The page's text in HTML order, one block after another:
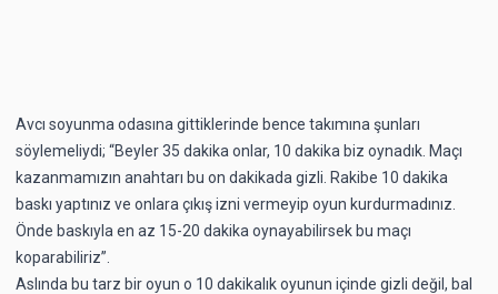
Avcı soyunma odasına gittiklerinde bence takımına şunları
söylemeliydi; “Beyler 35 dakika onlar, 10 dakika biz oynadık. Maçı
kazanmamızın anahtarı bu on dakikada gizli. Rakibe 10 dakika
baskı yaptınız ve onlara çıkış izni vermeyip oyun kurdurmadınız.
Önde baskıyla en az 15-20 dakika oynayabilirsek bu maçı
koparabiliriz”.
Aslında bu tarz bir oyun o 10 dakikalık oyunun içinde gizli değil, bal